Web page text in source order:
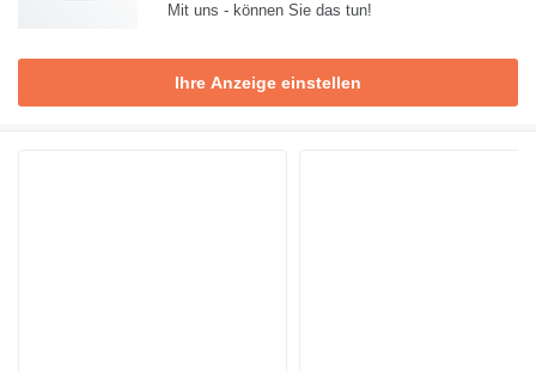
Mit uns - können Sie das tun!
Ihre Anzeige einstellen